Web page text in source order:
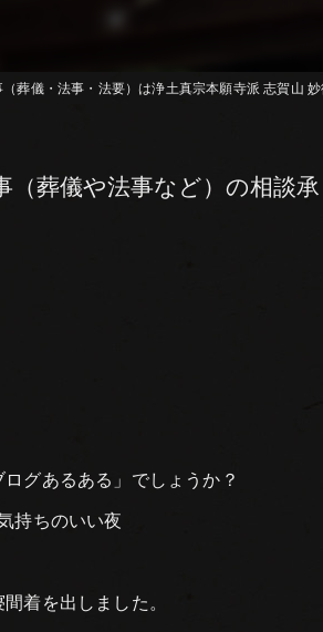
葬儀・法事・法要）は浄土真宗本願寺派 志賀山
葬儀や法事など）の相談承
グあるある」でしょうか？
持ちのいい夜
着を出しました。